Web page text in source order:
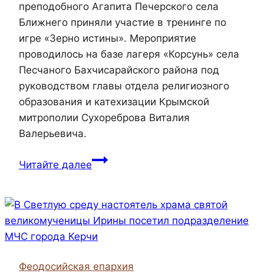
преподобного Агапита Печерского села
Ближнего приняли участие в тренинге по
игре «Зерно истины». Мероприятие
проводилось на базе лагеря «Корсунь» села
Песчаного Бахчисарайского района под
руководством главы отдела религиозного
образования и катехизации Крымской
митрополии Сухореброва Виталия
Валерьевича.
Читайте далееВоспитанники
храма
прп.
Агапита
приняли
Феодосийская епархия